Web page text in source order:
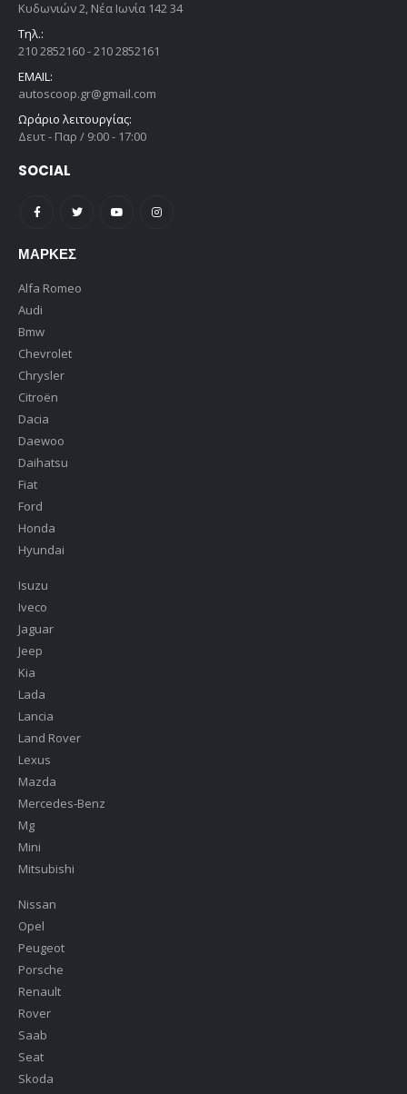
Κυδωνιών 2, Νέα Ιωνία 142 34
Τηλ.:
210 2852160 - 210 2852161
EMAIL:
autoscoop.gr@gmail.com
Ωράριο λειτουργίας:
Δευτ - Παρ / 9:00 - 17:00
SOCIAL
ΜΆΡΚΕΣ
Alfa Romeo
Audi
Bmw
Chevrolet
Chrysler
Citroën
Dacia
Daewoo
Daihatsu
Fiat
Ford
Honda
Hyundai
Isuzu
Iveco
Jaguar
Jeep
Kia
Lada
Lancia
Land Rover
Lexus
Mazda
Mercedes-Benz
Mg
Mini
Mitsubishi
Nissan
Opel
Peugeot
Porsche
Renault
Rover
Saab
Seat
Skoda